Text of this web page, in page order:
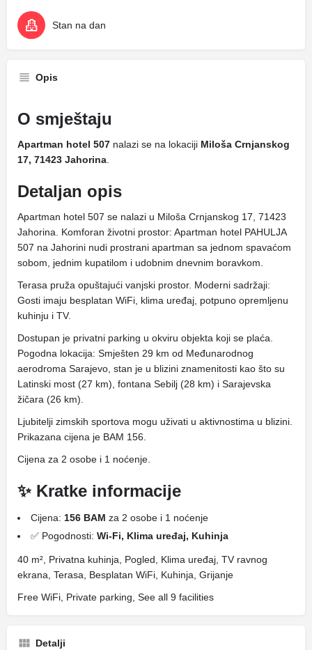
Stan na dan
Opis
O smještaju
Apartman hotel 507 nalazi se na lokaciji Miloša Crnjanskog
17, 71423 Jahorina
Detaljan opis
Apartman hotel 507 se nalazi u Miloša Crnjanskog 17, 71423
Jahorina. Komforan životni prostor: Apartman hotel PAHULJA
507 na Jahorini nudi prostrani apartman sa jednom spavaćom
sobom, jednim kupatilom i udobnim dnevnim boravkom.
Terasa pruža opuštajući vanjski prostor. Moderni sadržaji:
Gosti imaju besplatan WiFi, klima uređaj, potpuno opremljenu
kuhinju i TV.
Dostupan je privatni parking u okviru objekta koji se plaća.
Pogodna lokacija: Smješten 29 km od Međunarodnog
aerodroma Sarajevo, stan je u blizini znamenitosti kao što su
Latinski most (27 km), fontana Sebilj (28 km) i Sarajevska
žičara (26 km).
Ljubitelji zimskih sportova mogu uživati ​​u aktivnostima u blizini.
Prikazana cijena je BAM 156.
Cijena za 2 osobe i 1 noćenje.
✨ Kratke informacije
Cijena: 156 BAM za 2 osobe i 1 noćenje
✅ Pogodnosti: Wi-Fi, Klima uređaj, Kuhinja
40 m², Privatna kuhinja, Pogled, Klima uređaj, TV ravnog
ekrana, Terasa, Besplatan WiFi, Kuhinja, Grijanje
Free WiFi, Private parking, See all 9 facilities
Detalji